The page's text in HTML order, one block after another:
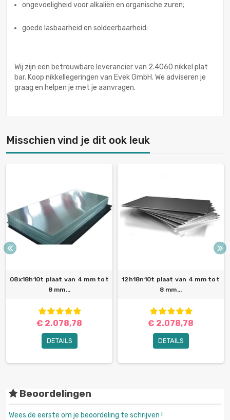
ongevoeligheid voor alkaliën en organische zuren;
goede lasbaarheid en soldeerbaarheid.
Wij zijn een betrouwbare leverancier van 2.4060 nikkel plat
bar. Koop nikkellegeringen van Evek GmbH. We adviseren je
graag en helpen je met je aanvragen.
Misschien vind je dit ook leuk
08x18h10t plaat van 4 mm tot
8 mm...
€ 2.078,78
DETAILS
12h18n10t plaat van 4 mm tot
8 mm...
€ 2.078,78
DETAILS
Beoordelingen
Wees de eerste om je beoordeling te schrijven !